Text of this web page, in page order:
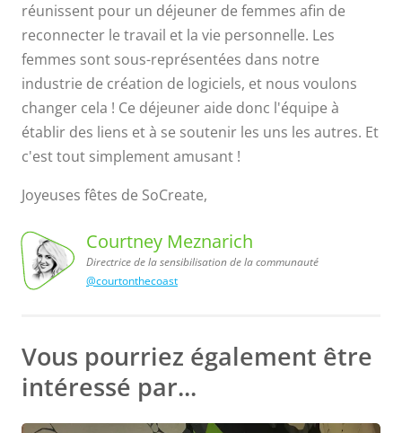
réunissent pour un déjeuner de femmes afin de
reconnecter le travail et la vie personnelle. Les
femmes sont sous-représentées dans notre
industrie de création de logiciels, et nous voulons
changer cela ! Ce déjeuner aide donc l'équipe à
établir des liens et à se soutenir les uns les autres. Et
c'est tout simplement amusant !
Joyeuses fêtes de SoCreate,
Courtney
Meznarich,
Directrice
de la sensibilisation
de la communauté
Courtney Meznarich
Directrice de la sensibilisation de la communauté
@courtonthecoast
Vous pourriez également être
intéressé par...